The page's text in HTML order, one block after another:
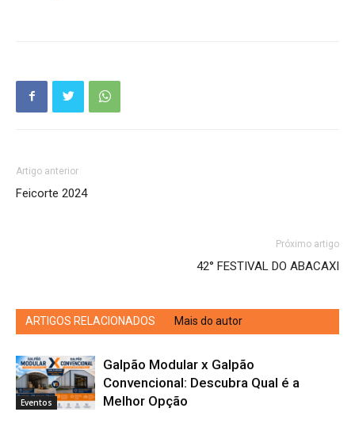
Artigo anterior
Feicorte 2024
Próximo artigo
42° FESTIVAL DO ABACAXI
ARTIGOS RELACIONADOS Mais do autor
Eventos
Galpão Modular x Galpão
Convencional: Descubra Qual é a
Melhor Opção